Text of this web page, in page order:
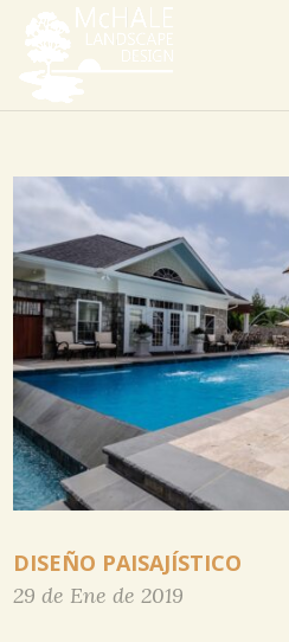
DISEÑO PAISAJÍSTICO
29 de Ene de 2019